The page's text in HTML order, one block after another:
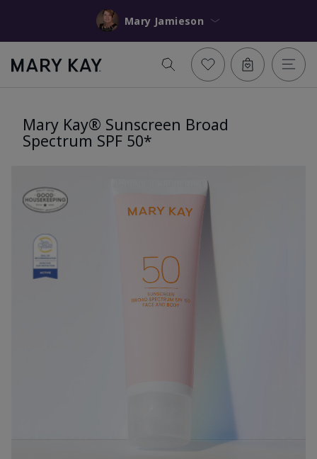
Mary Jamieson
Mary Kay® Sunscreen Broad
Spectrum SPF 50*